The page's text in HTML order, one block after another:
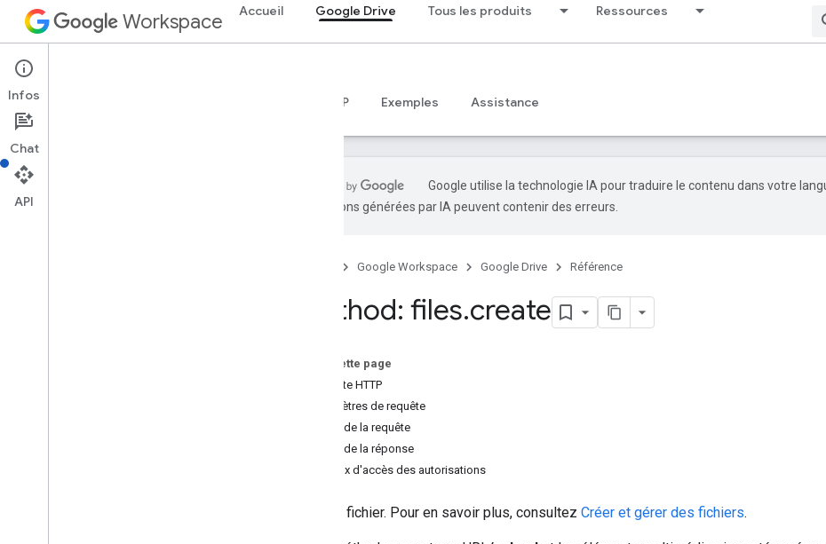
Workspace Accueil Google Drive Tous les produits Ressources
Google Drive
Aperçu Serveur MCP Exemples Assistance
Google utilise la technologie IA pour traduire le contenu dans votre
traductions générées par IA peuvent contenir des erreurs.
Google Workspace Google Drive Référence
Method: files.create
Sur cette page
Requête HTTP
Paramètres de requête
Corps de la requête
Corps de la réponse
Niveaux d'accès des autorisations
Crée un fichier. Pour en savoir plus, consultez Créer et gérer des fichiers.
Infos
Chat
API